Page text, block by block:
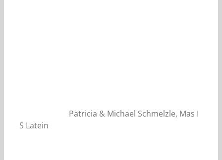
Patricia & Michael Schmelzle, Mas I
S Latein